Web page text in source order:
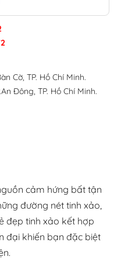
Cờ, TP. Hồ Chí Minh.
Đông, TP. Hồ Chí Minh.
cảm hứng bất tận
đường nét tinh xảo,
đẹp tinh xảo kết hợp
đại khiến bạn đặc biệt